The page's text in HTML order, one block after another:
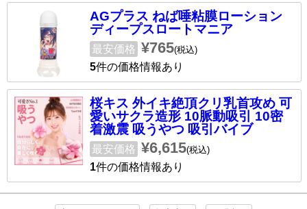
AGプラス ねば唾粘膜ローション
ディープスロートマニア
最安価格 ¥765(税込)
5件の価格情報あり
桜キス 外イキ絶頂クリ乳首攻め 可
愛いサクラ造形 10脈動吸引 10密
着激震 吸うやつ 吸引バイブ
最安価格 ¥6,615(税込)
1件の価格情報あり